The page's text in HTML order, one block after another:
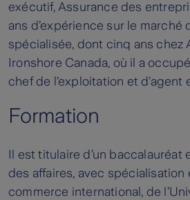
exécutif, Assurance des
ans d’expérience sur le marché
spécialisée, dont cinq ans chez
Ironshore Canada, où il a
chef de l’exploitation et d’agent
Formation
Il est titulaire d’un baccalauréat
des affaires, avec spécialisation
commerce international, de